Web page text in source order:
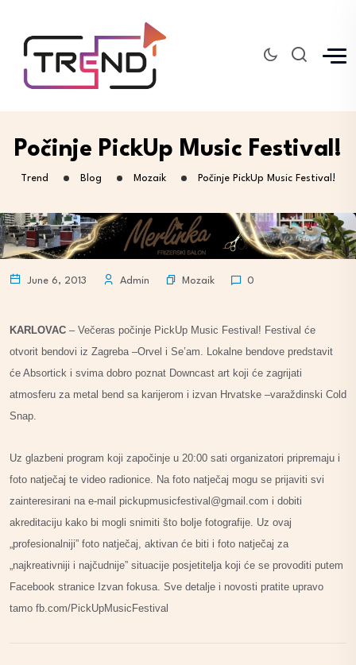
Počinje PickUp Music Festival!
Trend Blog Mozaik Počinje PickUp Music Festival!
June 6, 2013 Admin Mozaik 0
KARLOVAC – Večeras počinje PickUp Music Festival! Festival će
otvorit bendovi iz Zagreba –Orvel i Se’am. Lokalne bendove predstavit
će Absortick i svima dobro poznat Downcast art koji će zagrijati
atmosferu za metal bend sa karijerom i izvan Hrvatske –varaždinski Cold
Snap.
Uz glazbeni program koji započinje u 20:00 sati organizatori pripremaju i
foto natječaj te video radionice. Na foto natječaj mogu se prijaviti svi
zainteresirani na e-mail pickupmusicfestival@gmail.com i dobiti
akreditaciju kako bi mogli snimiti što bolje fotografije. Uz ovaj
„profesionalniji” foto natječaj, aktivan će biti i foto natječaj za
„najkreativniji i najčudnije” situacije posjetitelja koji će se provoditi putem
Facebook stranice Izvan fokusa. Sve detalje i novosti pratite upravo
tamo fb.com/PickUpMusicFestival